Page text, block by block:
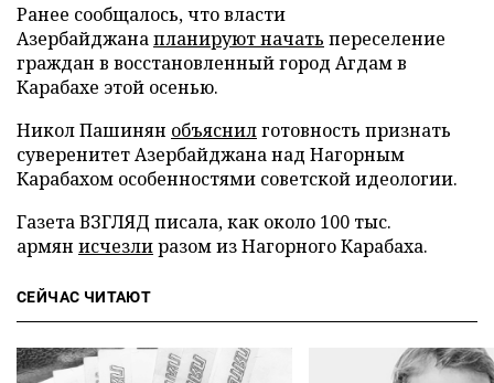
Ранее сообщалось, что власти
Азербайджанапланируют начать переселение
граждан в восстановленный город Агдам в
Карабахе этой осенью.
Никол Пашинян объяснилготовность признать
суверенитет Азербайджана над Нагорным
Карабахом особенностями советской идеологии.
Газета ВЗГЛЯД писала, как около 100 тыс.
армян исчезлиразом из Нагорного Карабаха.
СЕЙЧАС ЧИТАЮТ